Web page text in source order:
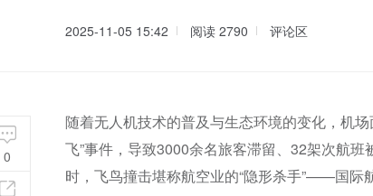
2025-11-05 15:42 阅读 2790 评论区
随着无人机技术的普及与生态环境的变化，机
飞”事件，导致3000余名旅客滞留、32架次航
时，飞鸟撞击堪称航空业的“隐形杀手”——国际
0